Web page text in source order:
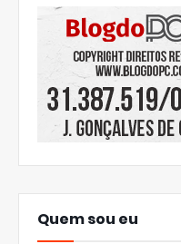
Quem sou eu